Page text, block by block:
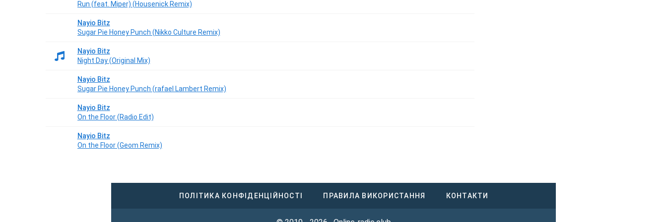
Run (feat. Miper) (Housenick Remix)
Nayio Bitz
Sugar Pie Honey Punch (Nikko Culture Remix)
Nayio Bitz
Night Day (Original Mix)
Nayio Bitz
Sugar Pie Honey Punch (rafael Lambert Remix)
Nayio Bitz
On the Floor (Radio Edit)
Nayio Bitz
On the Floor (Geom Remix)
ПОЛІТИКА КОНФІДЕНЦІЙНОСТІ ПРАВИЛА ВИКОРИСТАННЯ КОНТАКТИ